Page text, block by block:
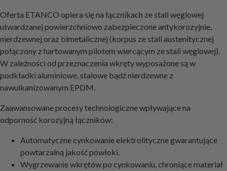
Oferta ETANCO opiera się na łącznikach ze stali węglowej
utwardzanej powierzchniowo zabezpieczone antykorozyjnie,
nierdzewnej oraz bimetalicznej (korpus ze stali austenitycznej
połączony z hartowanym pilotem wiercącym ze stali węglowej).
W zależności od przeznaczenia wkręty wyposażone są w
podkładki aluminiowe, stalowe bądź nierdzewne z
nawulkanizowanym EPDM.
Zaawansowane procesy technologiczne wpływające na
odporność korozyjną łączników:
Automatyczne cynkowanie elektrolityczne gwarantujące
powtarzalną jakość powłoki.
Wygrzewanie wkrętów po cynkowaniu, chroniące materiał